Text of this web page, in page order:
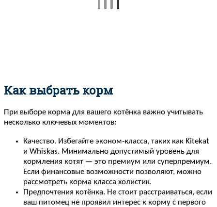
Как выбрать корм
При выборе корма для вашего котёнка важно учитывать
несколько ключевых моментов:
Качество. Избегайте эконом-класса, таких как Kitekat
и Whiskas. Минимально допустимый уровень для
кормления котят — это премиум или суперпремиум.
Если финансовые возможности позволяют, можно
рассмотреть корма класса холистик.
Предпочтения котёнка. Не стоит расстраиваться, если
ваш питомец не проявил интерес к корму с первого